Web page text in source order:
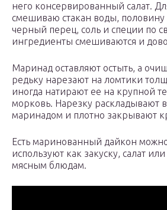
него консервированный салат.
смешиваю стакан воды, половину
черный перец, соль и специи по
ингредиенты смешиваются и
Маринад оставляют остыть, а
редьку нарезают на ломтики
иногда натирают ее на крупной
морковь. Нарезку раскладывают
маринадом и плотно закрывают
Есть маринованный дайкон
используют как закуску, салат
мясным блюдам.